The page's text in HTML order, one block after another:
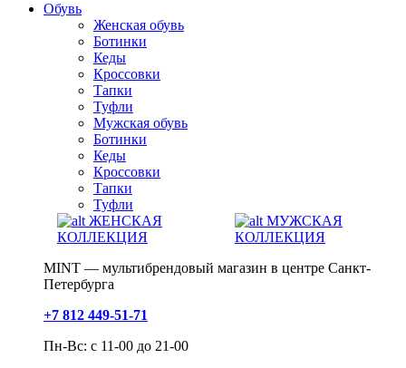
Обувь
Женская обувь
Ботинки
Кеды
Кроссовки
Тапки
Туфли
Мужская обувь
Ботинки
Кеды
Кроссовки
Тапки
Туфли
ЖЕНСКАЯ
КОЛЛЕКЦИЯ
МУЖСКАЯ
КОЛЛЕКЦИЯ
MINT — мультибрендовый магазин в центре Санкт-
Петербурга
+7 812 449-51-71
Пн-Вс: с 11-00 до 21-00